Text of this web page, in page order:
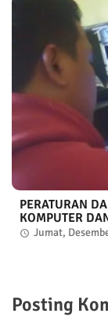
PERATURAN
KOMPUTER
Jumat,
Posting